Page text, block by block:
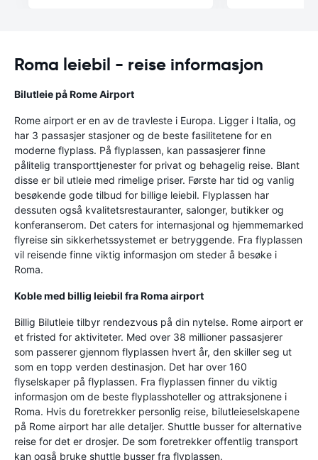
Roma leiebil - reise informasjon
Bilutleie på Rome Airport
Rome airport er en av de travleste i Europa. Ligger i Italia, og
har 3 passasjer stasjoner og de beste fasilitetene for en
moderne flyplass. På flyplassen, kan passasjerer finne
pålitelig transporttjenester for privat og behagelig reise. Blant
disse er bil utleie med rimelige priser. Første har tid og vanlig
besøkende gode tilbud for billige leiebil. Flyplassen har
dessuten også kvalitetsrestauranter, salonger, butikker og
konferanserom. Det caters for internasjonal og hjemmemarked
flyreise sin sikkerhetssystemet er betryggende. Fra flyplassen
vil reisende finne viktig informasjon om steder å besøke i
Roma.
Koble med billig leiebil fra Roma airport
Billig Bilutleie tilbyr rendezvous på din nytelse. Rome airport er
et fristed for aktiviteter. Med over 38 millioner passasjerer
som passerer gjennom flyplassen hvert år, den skiller seg ut
som en topp verden destinasjon. Det har over 160
flyselskaper på flyplassen. Fra flyplassen finner du viktig
informasjon om de beste flyplasshoteller og attraksjonene i
Roma. Hvis du foretrekker personlig reise, bilutleieselskapene
på Rome airport har alle detaljer. Shuttle busser for alternative
reise for det er drosjer. De som foretrekker offentlig transport
kan også bruke shuttle busser fra flyplassen.